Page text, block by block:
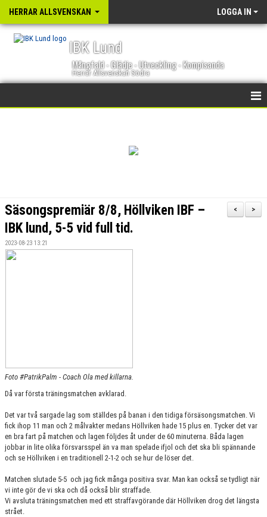
HERRAR ALLSVENSKAN LOGGA IN
IBK Lund
Mångfald - Glädje - Utveckling - Kompisanda
Herrar Allsvenskan Södra
GÄSTBOK
BILDGALLERI
>
<
Säsongspremiär 8/8, Höllviken IBF –
IBK lund, 5-5 vid full tid.
2023-08-23 13:21
Foto #PatrikPalm - Coach Ola med killarna.
Då var första träningsmatchen avklarad.
Det var två sargade lag som ställdes på banan i den tidiga försäsongsmatchen. Vi
fick ihop 11 man och 2 målvakter medans Höllviken hade 15 plus en. Tycker det var
en bra fart på matchen och lagen följdes åt under de 60 minuterna. Båda lagen
jobbar in lite olika försvarsspel än va man spelade ifjol och det ska bli spännande
och se Höllviken i en traditionell 2-1-2 och se hur de löser det.
Matchen slutade 5-5 och jag fick många positiva svar. Man kan också se tydligt när
vi inte gör de vi ska och då också blir straffade.
Vi avsluta träningsmatchen med ett straffavgörande där Höllviken drog det längsta
strået.